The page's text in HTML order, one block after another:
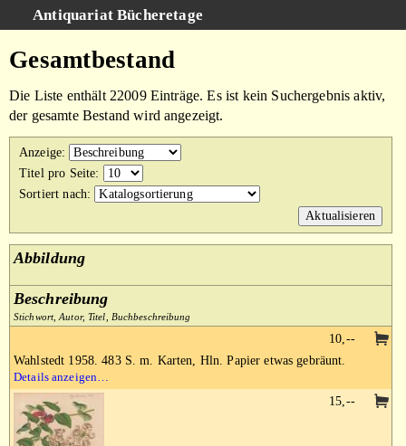
Antiquariat Bücheretage
Gesamtbestand
Warenkorb
AGB
Gesamtbestand
Die Liste enthält 22009 Einträge. Es ist kein Suchergebnis aktiv,
der gesamte Bestand wird angezeigt.
Anzeige:
Titel pro Seite:
Sortiert nach:
Abbildung
Beschreibung
Stichwort, Autor, Titel, Buchbeschreibung
Wahlstedt 1958. 483 S. m. Karten, Hln. Papier etwas gebräunt.
Details anzeigen…
10,--
15,--